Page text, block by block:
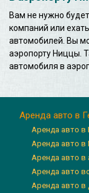
Вам не нужно
компаний или
автомобилей. Вы
аэропорту Ниццы.
автомобиля в
Аренда авто в
Аренда авто в
Аренда авто
Аренда авто в
Аренда авто
Аренда авто